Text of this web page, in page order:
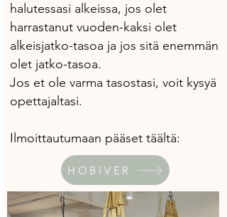
halutessasi alkeissa, jos olet
harrastanut vuoden-kaksi olet
alkeisjatko-tasoa ja jos sitä enemmän
olet jatko-tasoa.
Jos et ole varma tasostasi, voit kysyä
opettajaltasi.
Ilmoittautumaan pääset täältä:
HOBIVER